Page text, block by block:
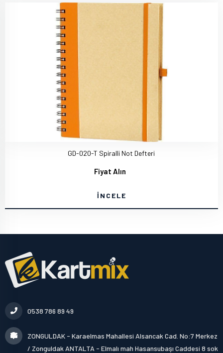
GD-020-T Spiralli Not Defteri
Fiyat Alın
İNCELE
0538 786 89 49
ZONGULDAK - Karaelmas Mahallesi Alsancak Cad. No:7 Merkez
/ Zonguldak ANTALTA - Elmalı mah Hasansubaşı Caddesi 8 sok